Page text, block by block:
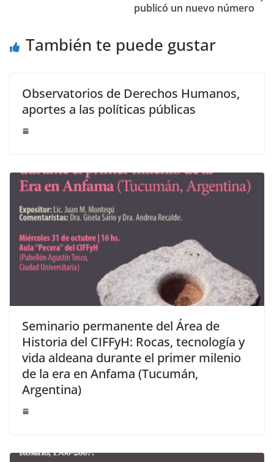
publicó un nuevo número
También te puede gustar
Observatorios de Derechos Humanos,
aportes a las políticas públicas
Seminario permanente del Área de
Historia del CIFFyH: Rocas, tecnología y
vida aldeana durante el primer milenio
de la era en Anfama (Tucumán,
Argentina)